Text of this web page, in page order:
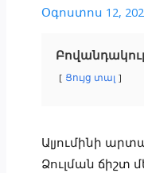
Օգոստոս 12,
Ցույց տալ
Ալյումինի
Ձուլման ճիշտ